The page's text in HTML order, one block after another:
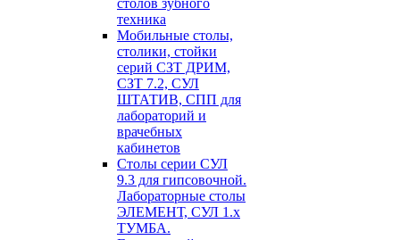
столов зубного
техника
Мобильные столы,
столики, стойки
серий СЗТ ДРИМ,
СЗТ 7.2, СУЛ
ШТАТИВ, СПП для
лабораторий и
врачебных
кабинетов
Столы серии СУЛ
9.3 для гипсовочной.
Лабораторные столы
ЭЛЕМЕНТ, СУЛ 1.х
ТУМБА.